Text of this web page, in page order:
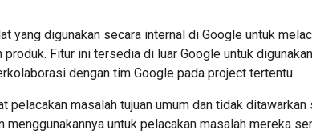
yang digunakan secara internal di Google untuk
produk. Fitur ini tersedia di luar Google untuk
dengan tim Google pada project tertentu.
pelacakan masalah tujuan umum dan tidak
menggunakannya untuk pelacakan masalah mereka